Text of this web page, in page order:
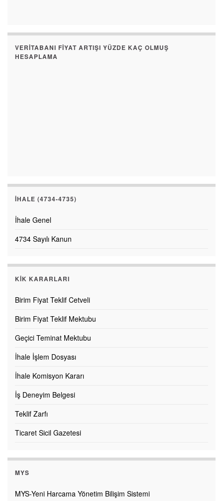
VERITABANI FIYAT ARTIŞI YÜZDE KAÇ OLMUŞ
HESAPLAMA
İHALE (4734-4735)
İhale Genel
4734 Sayılı Kanun
KİK KARARLARI
Birim Fiyat Teklif Cetveli
Birim Fiyat Teklif Mektubu
Geçici Teminat Mektubu
İhale İşlem Dosyası
İhale Komisyon Kararı
İş Deneyim Belgesi
Teklif Zarfı
Ticaret Sicil Gazetesi
MYS
MYS-Yeni Harcama Yönetim Bilişim Sistemi